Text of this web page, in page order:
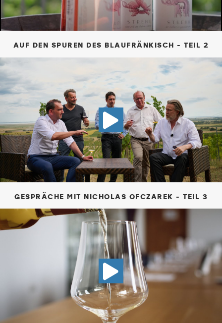
AUF DEN SPUREN DES BLAUFRÄNKISCH - TEIL 2
VIDEO
GESPRÄCHE MIT NICHOLAS OFCZAREK - TEIL 3
VIDEO